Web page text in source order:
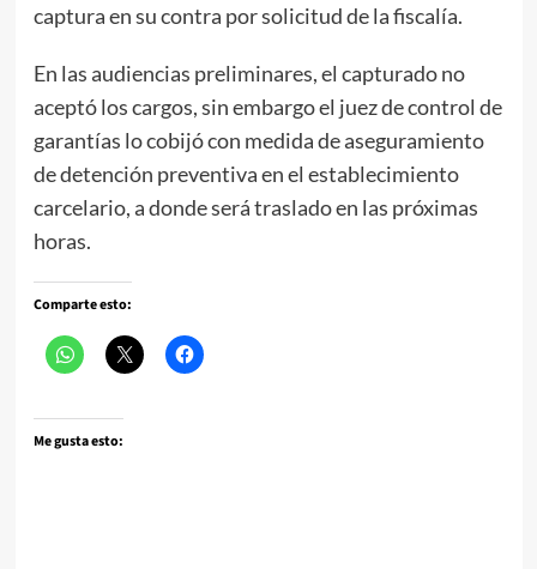
captura en su contra por solicitud de la fiscalía.
En las audiencias preliminares, el capturado no
aceptó los cargos, sin embargo el juez de control de
garantías lo cobijó con medida de aseguramiento
de detención preventiva en el establecimiento
carcelario, a donde será traslado en las próximas
horas.
Comparte esto:
Me gusta esto: